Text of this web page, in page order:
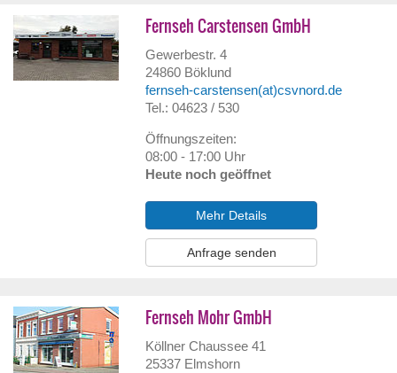
Fernseh Carstensen GmbH
Gewerbestr. 4
24860 Böklund
fernseh-carstensen(at)csvnord.de
Tel.: 04623 / 530
Öffnungszeiten:
08:00 - 17:00 Uhr
Heute noch geöffnet
Mehr Details
Anfrage senden
Fernseh Mohr GmbH
Köllner Chaussee 41
25337 Elmshorn